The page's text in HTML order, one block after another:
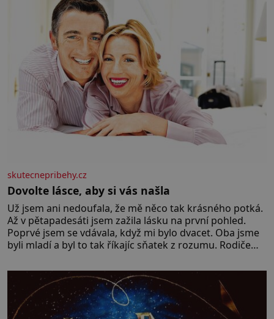
skutecnepribehy.cz
Dovolte lásce, aby si vás našla
Už jsem ani nedoufala, že mě něco tak krásného potká.
Až v pětapadesáti jsem zažila lásku na první pohled.
Poprvé jsem se vdávala, když mi bylo dvacet. Oba jsme
byli mladí a byl to tak říkajíc sňatek z rozumu. Rodiče
muž. Manželství nám oběma moc nesvědčilo, brzy jsme
zjistili, že